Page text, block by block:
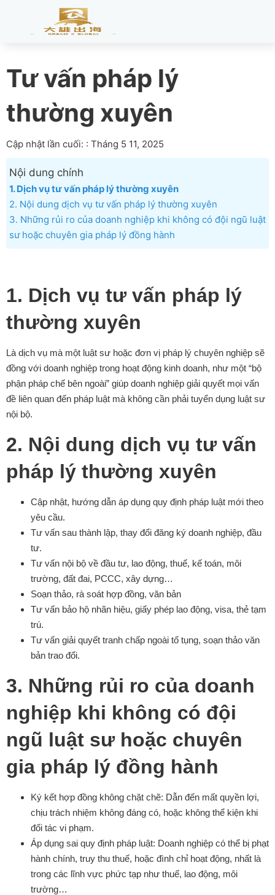
Tư vấn pháp lý
thường xuyên
Cập nhật lần cuối: : Tháng 5 11, 2025
Nội dung chính
1. Dịch vụ tư vấn pháp lý thường xuyên
2. Nội dung dịch vụ tư vấn pháp lý thường xuyên
3. Những rủi ro của doanh nghiệp khi không có đội ngũ luật
sư hoặc chuyên gia pháp lý đồng hành
1. Dịch vụ tư vấn pháp lý
thường xuyên
Là dịch vụ mà một luật sư hoặc đơn vị pháp lý chuyên nghiệp sẽ
đồng với doanh nghiệp trong hoạt động kinh doanh, như một “bộ
phận pháp chế bên ngoài” giúp doanh nghiệp giải quyết mọi vấn
đề liên quan đến pháp luật mà không cần phải tuyển dụng luật sư
nội bộ.
2. Nội dung dịch vụ tư vấn
pháp lý thường xuyên
Cập nhật, hướng dẫn áp dụng quy định pháp luật mới theo
yêu cầu.
Tư vấn sau thành lập, thay đổi đăng ký doanh nghiệp, đầu
tư.
Tư vấn nội bộ về đầu tư, lao động, thuế, kế toán, môi
trường, đất đai, PCCC, xây dựng…
Soạn thảo, rà soát hợp đồng, văn bản
Tư vấn bảo hộ nhãn hiệu, giấy phép lao động, visa, thẻ tạm
trú.
Tư vấn giải quyết tranh chấp ngoài tố tụng, soạn thảo văn
bản trao đổi.
3. Những rủi ro của doanh
nghiệp khi không có đội
ngũ luật sư hoặc chuyên
gia pháp lý đồng hành
Ký kết hợp đồng không chặt chẽ: Dẫn đến mất quyền lợi,
chịu trách nhiệm không đáng có, hoặc không thể kiện khi
đối tác vi phạm.
Áp dụng sai quy định pháp luật: Doanh nghiệp có thể bị phạt
hành chính, truy thu thuế, hoặc đình chỉ hoạt động, nhất là
trong các lĩnh vực phức tạp như thuế, lao động, môi
trường…